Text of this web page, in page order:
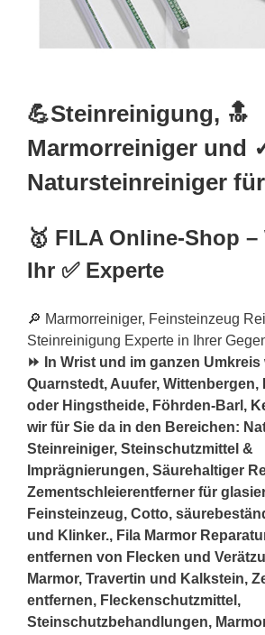
💪Steinreinigung, 🔝
Marmorreiniger und
Natursteinreiniger
🥇 FILA Online-Shop
Ihr ✅ Experte
🔎 Marmorreiniger, Feinsteinzeug
Steinreinigung Experte in Ihrer
⏩ In Wrist und im ganzen
Quarnstedt, Auufer, Wittenbergen,
oder Hingstheide, Föhrden-Barl,
wir für Sie da in den Bereichen:
Steinreiniger, Steinschutzmittel &
Imprägnierungen, Säurehaltiger
Zementschleierentferner für
Feinsteinzeug, Cotto,
und Klinker., Fila Marmor
entfernen von Flecken und
Marmor, Travertin und Kalkstein,
entfernen, Fleckenschutzmittel,
Steinschutzbehandlungen,